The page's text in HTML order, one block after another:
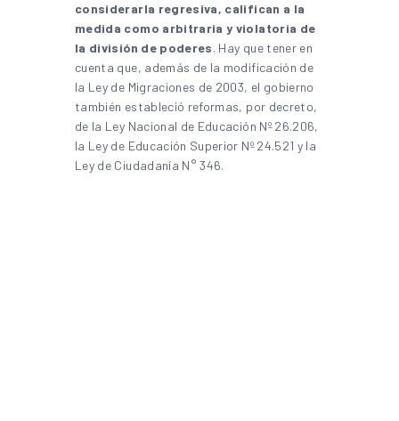
considerarla regresiva, califican a la
medida como arbitraria y violatoria de
la división de poderes. Hay que tener en
cuenta que, además de la modificación de
la Ley de Migraciones de 2003, el gobierno
también estableció reformas, por decreto,
de la Ley Nacional de Educación Nº 26.206,
la Ley de Educación Superior Nº 24.521 y la
Ley de Ciudadanía N° 346.